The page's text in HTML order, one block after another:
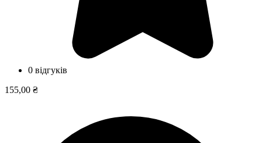
0 відгуків
155,00 ₴